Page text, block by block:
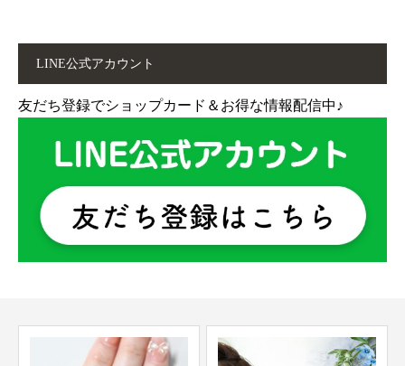
LINE公式アカウント
友だち登録でショップカード＆お得な情報配信中♪